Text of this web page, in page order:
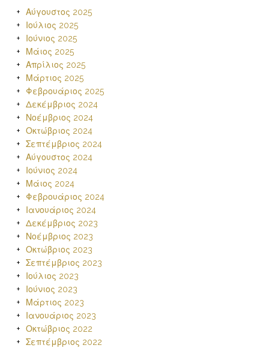
Αύγουστος 2025
Ιούλιος 2025
Ιούνιος 2025
Μάιος 2025
Απρίλιος 2025
Μάρτιος 2025
Φεβρουάριος 2025
Δεκέμβριος 2024
Νοέμβριος 2024
Οκτώβριος 2024
Σεπτέμβριος 2024
Αύγουστος 2024
Ιούνιος 2024
Μάιος 2024
Φεβρουάριος 2024
Ιανουάριος 2024
Δεκέμβριος 2023
Νοέμβριος 2023
Οκτώβριος 2023
Σεπτέμβριος 2023
Ιούλιος 2023
Ιούνιος 2023
Μάρτιος 2023
Ιανουάριος 2023
Οκτώβριος 2022
Σεπτέμβριος 2022